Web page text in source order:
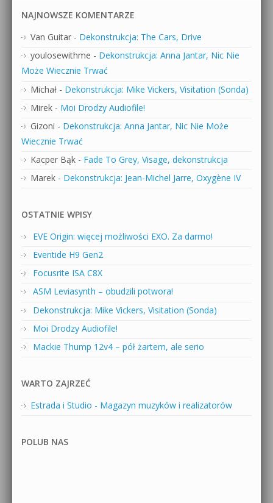
NAJNOWSZE KOMENTARZE
Van Guitar - Dekonstrukcja: The Cars, Drive
youlosewithme - Dekonstrukcja: Anna Jantar, Nic Nie
Może Wiecznie Trwać
Michał - Dekonstrukcja: Mike Vickers, Visitation (Sonda)
Mirek - Moi Drodzy Audiofile!
Gizoni - Dekonstrukcja: Anna Jantar, Nic Nie Może
Wiecznie Trwać
Kacper Bąk - Fade To Grey, Visage, dekonstrukcja
Marek - Dekonstrukcja: Jean-Michel Jarre, Oxygène IV
OSTATNIE WPISY
EVE Origin: więcej możliwości EXO. Za darmo!
Eventide H9 Gen2
Focusrite ISA C8X
ASM Leviasynth – obudzili potwora!
Dekonstrukcja: Mike Vickers, Visitation (Sonda)
Moi Drodzy Audiofile!
Mackie Thump 12v4 – pół żartem, ale serio
WARTO ZAJRZEĆ
Estrada i Studio - Magazyn muzyków i realizatorów
POLUB NAS